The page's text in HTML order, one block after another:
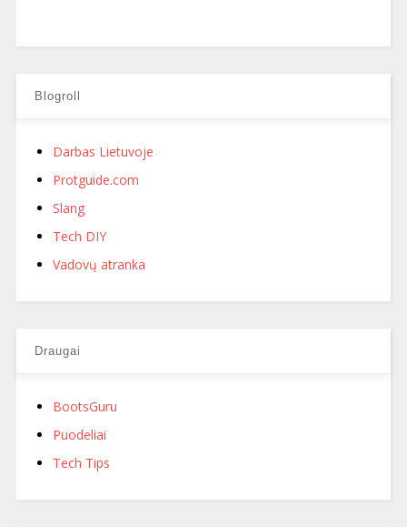
Blogroll
Darbas Lietuvoje
Protguide.com
Slang
Tech DIY
Vadovų atranka
Draugai
BootsGuru
Puodeliai
Tech Tips